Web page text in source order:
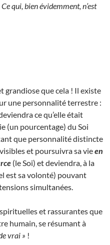
qui, bien évidemment, n’est
grandiose que cela ! Il existe
une personnalité terrestre :
ce qu’elle était
(un pourcentage) du Soi
que personnalité distincte
et poursuivra sa vieen
(le Soi) et deviendra, à la
est sa volonté) pouvant
simultanées.
et rassurantes que
humain, se résumant à
vrai » !